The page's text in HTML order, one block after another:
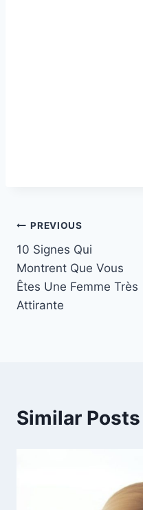
Post
navigation
PREVIOUS
10 Signes Qui
Montrent Que Vous
Êtes Une Femme Très
Attirante
Similar Posts